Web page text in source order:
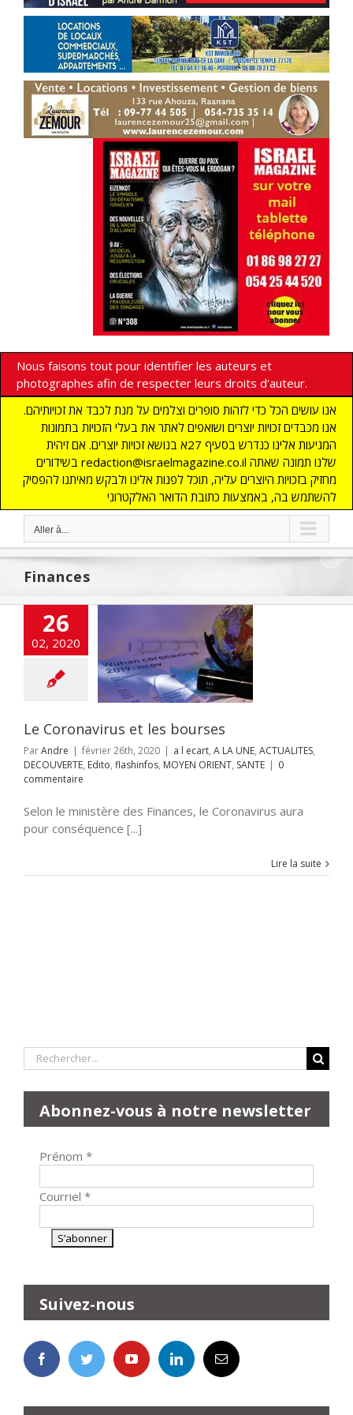
Nous faisons tout pour identifier les auteurs et
photographes afin de respecter leurs droits d'auteur.
אנו עושים הכל כדי לזהות סופרים וצלמים על מנת לכבד את זכויותיהם.
אנו מכבדים זכויות יוצרים ושואפים לאתר את בעלי הזכויות בתמונות
המגיעות אלינו כנדרש בסעיף 27א בנושא זכויות יוצרים. אם זיהית
בשידורים redaction@israelmagazine.co.il שלנו תמונה שאתה
מחזיק בזכויות היוצרים עליה, תוכל לפנות אלינו ולבקש מאיתנו להפסיק
להשתמש בה, באמצעות כתובת הדואר האלקטרוני
Aller à...
Finances
26
02, 2020
et les
DECOUVERTE
Le Coronavirus et les bourses
ParAndre | février 26th, 2020 | a l ecart, A LA UNE, ACTUALITES,
DECOUVERTE, Edito, flashinfos, MOYEN ORIENT, SANTE | 0
commentaire
Selon le ministère des Finances, le Coronavirus aura
pour conséquence [...]
Lire la suite
Rechercher:
Abonnez-vous à notre newsletter
Prénom *
Courriel *
Suivez-nous